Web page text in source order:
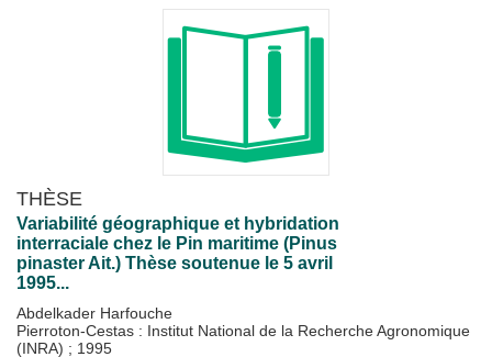
THÈSE
Variabilité géographique et hybridation
interraciale chez le Pin maritime (Pinus
pinaster Ait.) Thèse soutenue le 5 avril
1995...
Abdelkader Harfouche
Pierroton-Cestas : Institut National de la Recherche Agronomique
(INRA) ; 1995